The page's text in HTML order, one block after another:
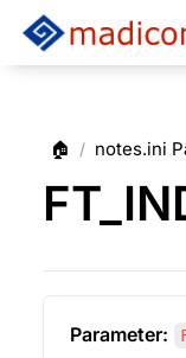
🏠 / notes.ini
Parameter: